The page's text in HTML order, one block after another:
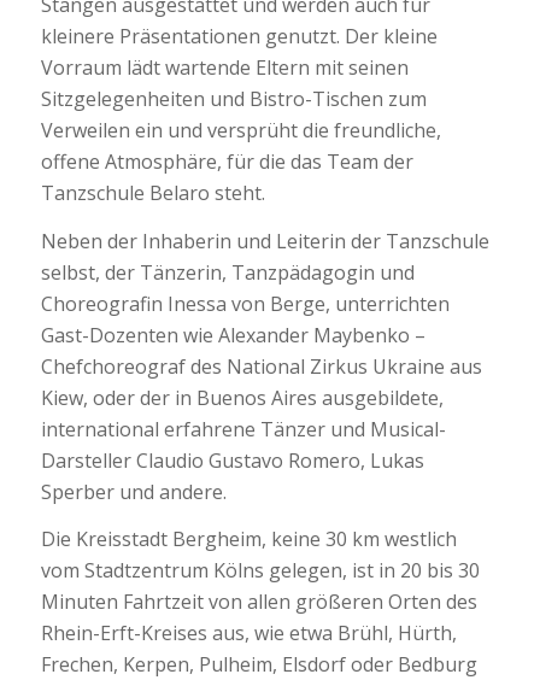
kleinere Präsentationen genutzt. Der kleine
Vorraum lädt wartende Eltern mit seinen
Sitzgelegenheiten und Bistro-Tischen zum
Verweilen ein und versprüht die freundliche,
offene Atmosphäre, für die das Team der
Tanzschule Belaro steht.
Neben der Inhaberin und Leiterin der Tanzschule
selbst, der Tänzerin, Tanzpädagogin und
Choreografin Inessa von Berge, unterrichten
Gast-Dozenten wie Alexander Maybenko –
Chefchoreograf des National Zirkus Ukraine aus
Kiew, oder der in Buenos Aires ausgebildete,
international erfahrene Tänzer und Musical-
Darsteller Claudio Gustavo Romero, Lukas
Sperber und andere.
Die Kreisstadt Bergheim, keine 30 km westlich
vom Stadtzentrum Kölns gelegen, ist in 20 bis 30
Minuten Fahrtzeit von allen größeren Orten des
Rhein-Erft-Kreises aus, wie etwa Brühl, Hürth,
Frechen, Kerpen, Pulheim, Elsdorf oder Bedburg